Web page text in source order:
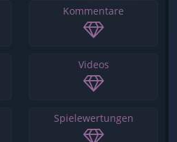
Kommentare
Videos
Spielewertungen